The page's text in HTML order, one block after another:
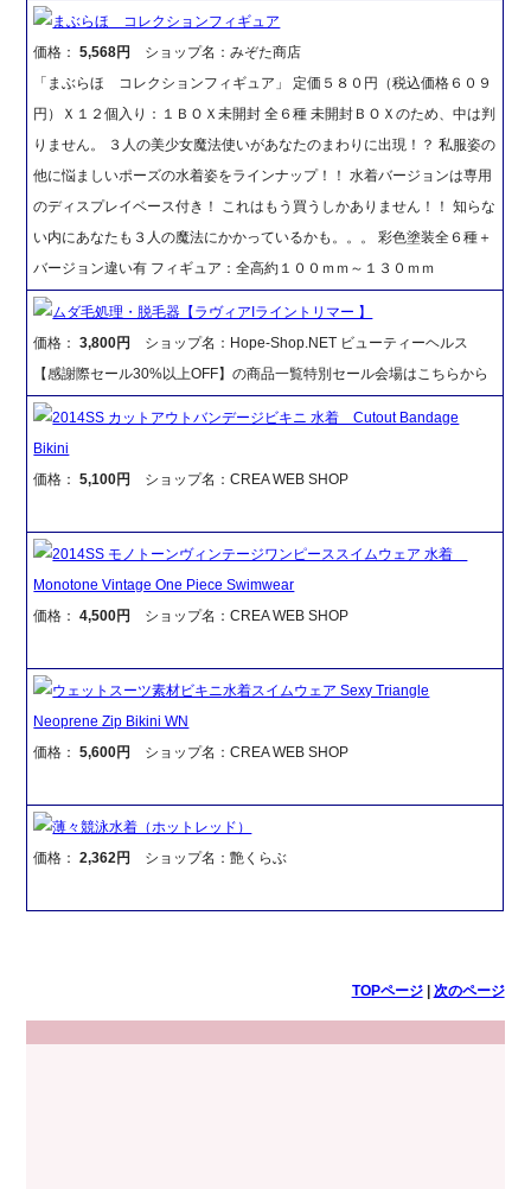
まぶらほ コレクションフィギュア
価格：5,568円
ショップ名：みぞた商店
「まぶらほ コレクションフィギュア」 定価５８０円（税込価格６０９
円）Ｘ１２個入り：１ＢＯＸ未開封 全６種 未開封ＢＯＸのため、中は判
りません。 ３人の美少女魔法使いがあなたのまわりに出現！？ 私服姿の
他に悩ましいポーズの水着姿をラインナップ！！ 水着バージョンは専用
のディスプレイベース付き！ これはもう買うしかありません！！ 知らな
い内にあなたも３人の魔法にかかっているかも。。。 彩色塗装全６種＋
バージョン違い有 フィギュア：全高約１００ｍｍ～１３０ｍｍ
ムダ毛処理・脱毛器【ラヴィアIライントリマー 】
価格：3,800円
ショップ名：Hope-Shop.NET ビューティーヘルス
【感謝際セール30%以上OFF】の商品一覧特別セール会場はこちらから
2014SS カットアウトバンデージビキニ 水着 Cutout Bandage
Bikini
価格：5,100円 ショップ名：CREA WEB SHOP
2014SS モノトーンヴィンテージワンピーススイムウェア 水着
Monotone Vintage One Piece Swimwear
価格：4,500円 ショップ名：CREA WEB SHOP
ウェットスーツ素材ビキニ水着スイムウェア Sexy Triangle
Neoprene Zip Bikini WN
価格：5,600円 ショップ名：CREA WEB SHOP
薄々競泳水着（ホットレッド）
価格：2,362円 ショップ名：艶くらぶ
TOPページ| 次のページ